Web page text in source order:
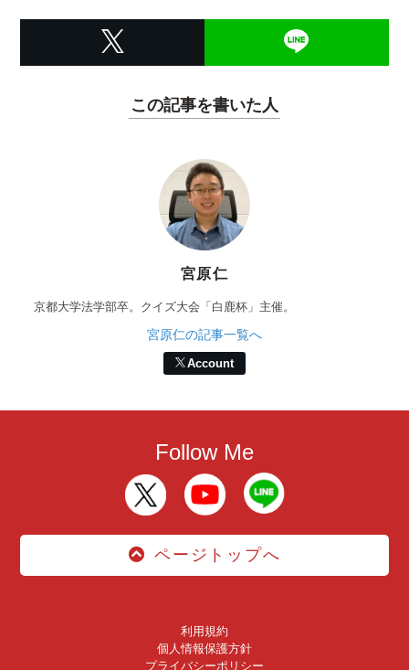
この記事を書いた人
宮原仁
京都大学法学部卒。クイズ大会「白鹿杯」主催。
宮原仁の記事一覧へ
Account
Follow Me
ページトップへ
利用規約
個人情報保護方針
プライバシーポリシー